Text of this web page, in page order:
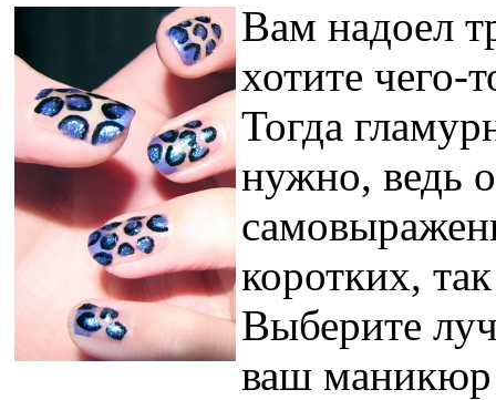
Вам надоел
хотите чего-
Тогда
нужно, ведь
коротких,
Выберите
ваш маникюр